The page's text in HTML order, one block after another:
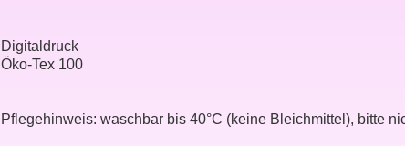
Digitaldruck
Öko-Tex 100
Pflegehinweis: waschbar bis 40°C (keine Bleichmittel), bitte